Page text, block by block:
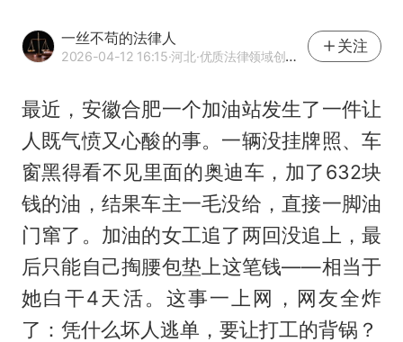
一丝不苟的法律人
2026-04-12 16:15·河北·优质法律领域创作者
关注
最近，安徽合肥一个加油站发生了一件让
人既气愤又心酸的事。一辆没挂牌照、车
窗黑得看不见里面的奥迪车，加了632块
钱的油，结果车主一毛没给，直接一脚油
门窜了。加油的女工追了两回没追上，最
后只能自己掏腰包垫上这笔钱——相当于
她白干4天活。这事一上网，网友全炸
了：凭什么坏人逃单，要让打工的背锅？